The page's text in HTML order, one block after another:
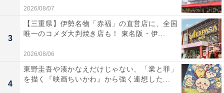
「それでも、校則は守りなさい」と言ったところで、
「◯◯ちゃんのお母さんは、『そんな校則自体おかしい
んだから、靴下は自由でしょ』と言ってたよ。それに、
『みんなちがって、みんないい』って詩とかあるじゃ
ん」などと反論されたら、あなたはどう答えるでしょう
2026/08/07
3
【三重県】伊勢名物「赤福」の直営店に、全国
唯一のコメダ大判焼き店も！ 東名阪・伊...
2026/08/06
4
東野圭吾や湊かなえだけじゃない、「業と罪」
を描く『映画ちいかわ』から強く連想した...